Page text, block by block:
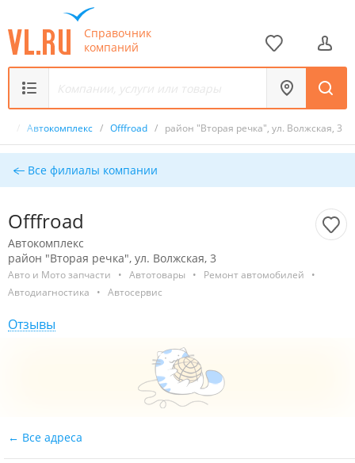
Справочник
компаний
Автокомплекс / Offfroad / район "Вторая речка", ул. Волжская, 3
Все филиалы компании
Offfroad
Автокомплекс
район "Вторая речка", ул. Волжская, 3
Авто и Мото запчасти • Автотовары • Ремонт автомобилей
•
Автодиагностика
• Автосервис
Отзывы
Все адреса